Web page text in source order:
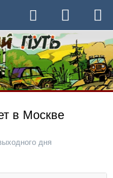
в Москве
дня